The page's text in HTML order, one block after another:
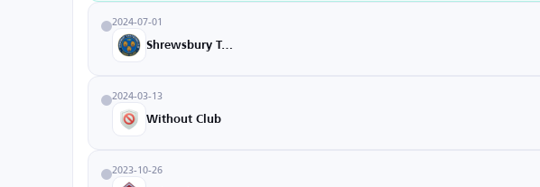
2024-07-01
Shrewsbury Town
2024-03-13
Without Club
2023-10-26